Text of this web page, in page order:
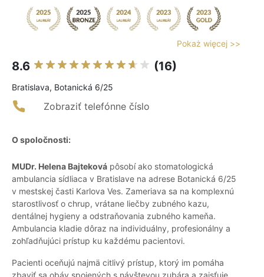
Pokaż więcej >>
8.6 (16)
Bratislava, Botanická 6/25
Zobraziť telefónne číslo
O spoločnosti:
MUDr. Helena Bajteková pôsobí ako stomatologická
ambulancia sídliaca v Bratislave na adrese Botanická 6/25
v mestskej časti Karlova Ves. Zameriava sa na komplexnú
starostlivosť o chrup, vrátane liečby zubného kazu,
dentálnej hygieny a odstraňovania zubného kameňa.
Ambulancia kladie dôraz na individuálny, profesionálny a
zohľadňujúci prístup ku každému pacientovi.
Pacienti oceňujú najmä citlivý prístup, ktorý im pomáha
zbaviť sa obáv spojených s návštevou zubára a zaisťuje